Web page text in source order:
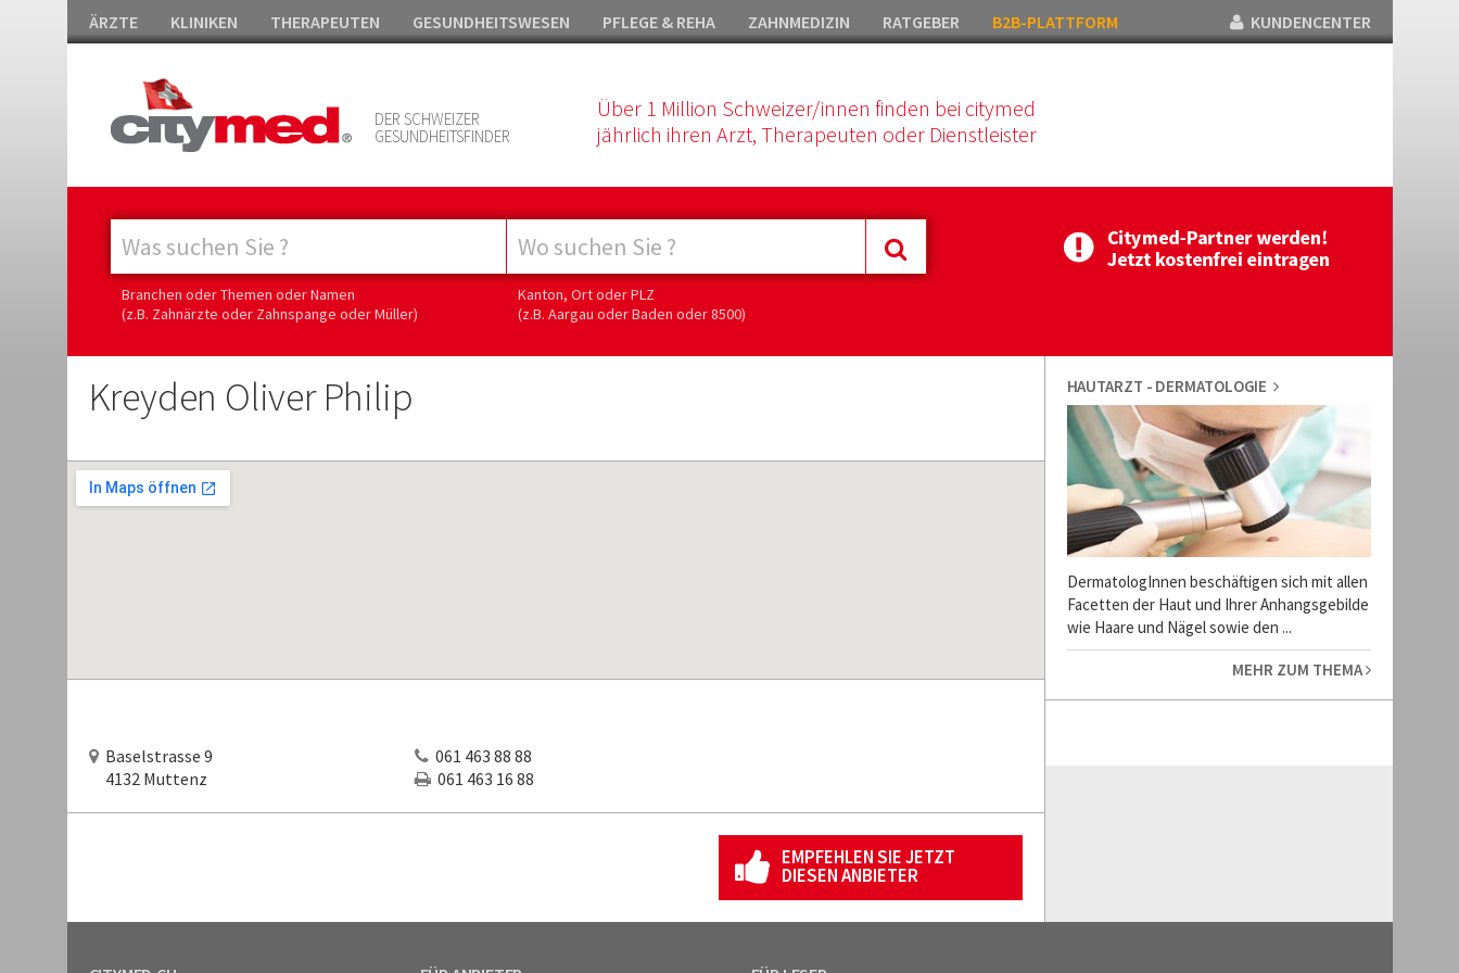
ÄRZTE KLINIKEN THERAPEUTEN GESUNDHEITSWESEN PFLEGE & REHA ZAHNMEDIZIN RATGEBER B2B-PLATTFORM KUNDENCENTER
DER SCHWEIZER
GESUNDHEITSFINDER
Über 1 Million Schweizer/innen finden bei citymed
jährlich ihren Arzt, Therapeuten oder Dienstleister
Branchen oder Themen oder Namen
(z.B. Zahnärzte oder Zahnspange oder Müller)
Kanton, Ort oder PLZ
(z.B. Aargau oder Baden oder 8500)
Kreyden Oliver Philip
Baselstrasse 9
4132 Muttenz
061 463 88 88
061 463 16 88
EMPFEHLEN SIE JETZT
DIESEN ANBIETER
HAUTARZT - DERMATOLOGIE
DermatologInnen beschäftigen sich mit allen
Facetten der Haut und Ihrer Anhangsgebilde
wie Haare und Nägel sowie den ...
MEHR ZUM THEMA